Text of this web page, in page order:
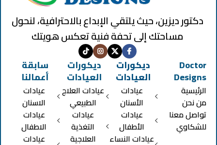
دكتور ديزين، حيث يلتقي الإبداع بالاحترافية، لنحول
مساحتك إلى تحفة فنية تعكس هويتك
Doctor
Designs
الرئيسية
من نحن
تواصل معنا
للشكاوي
ديكورات
العيادات
عيادات
الأسنان
عيادات
الأطفال
عيادات النساء
ديكورات
العيادات
عيادات العلاج
الطبيعي
عيادات
التغذية
العلاجية
سابقة
أعمالنا
عيادات
الاسنان
عيادات
الاطفال
عيادات